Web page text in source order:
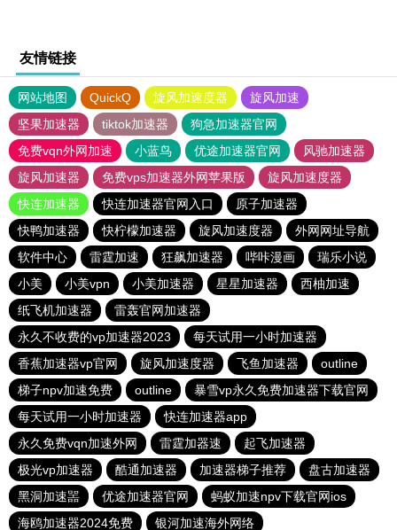
友情链接
网站地图 QuickQ 旋风加速度器
旋风加速
坚果加速器
tiktok加速器
狗急加速器官网
免费vqn外网加速
小蓝鸟 优途加速器官网
风驰加速器
旋风加速器
免费vps加速器外网苹果版
旋风加速度器
快连加速器
快连加速器官网入口
原子加速器
快鸭加速器
快柠檬加速器 旋风加速度器
外网网址导航
软件中心
雷霆加速 狂飙加速器 哔咔漫画
瑞乐小说
小美
小美vpn 小美加速器 星星加速器
西柚加速
纸飞机加速器
雷轰官网加速器
永久不收费的vp加速器2023
每天试用一小时加速器
香蕉加速器vp官网
旋风加速度器 飞鱼加速器
outline
梯子npv加速免费
outline
暴雪vp永久免费加速器下载官网
每天试用一小时加速器
快连加速器app
永久免费vqn加速外网
雷霆加器速
起飞加速器
极光vp加速器
酷通加速器 加速器梯子推荐
盘古加速器
黑洞加速噐
优途加速器官网
蚂蚁加速npv下载官网ios
海鸥加速器2024免费
银河加速海外网络